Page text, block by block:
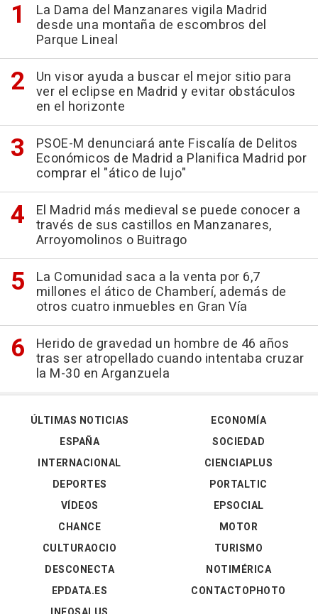
La Dama del Manzanares vigila Madrid
desde una montaña de escombros del
Parque Lineal
Un visor ayuda a buscar el mejor sitio para
ver el eclipse en Madrid y evitar obstáculos
en el horizonte
PSOE-M denunciará ante Fiscalía de Delitos
Económicos de Madrid a Planifica Madrid por
comprar el "ático de lujo"
El Madrid más medieval se puede conocer a
través de sus castillos en Manzanares,
Arroyomolinos o Buitrago
La Comunidad saca a la venta por 6,7
millones el ático de Chamberí, además de
otros cuatro inmuebles en Gran Vía
Herido de gravedad un hombre de 46 años
tras ser atropellado cuando intentaba cruzar
la M-30 en Arganzuela
ÚLTIMAS NOTICIAS
ESPAÑA
INTERNACIONAL
DEPORTES
VÍDEOS
ECONOMÍA
SOCIEDAD
CIENCIAPLUS
PORTALTIC
EPSOCIAL
CHANCE
CULTURAOCIO
DESCONECTA
EPDATA.ES
MOTOR
TURISMO
NOTIMÉRICA
CONTACTOPHOTO